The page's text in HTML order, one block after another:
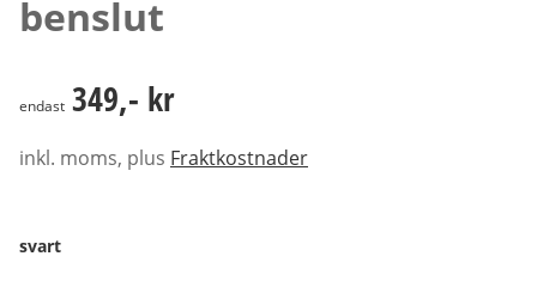
benslut
349,- kr
endast 349,- kr
inkl. moms, plus Fraktkostnader
svart